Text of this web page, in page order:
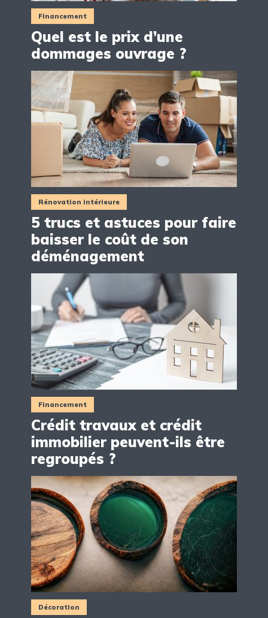
Financement
Quel est le prix d’une
dommages ouvrage ?
Rénovation intérieure
5 trucs et astuces pour faire
baisser le coût de son
déménagement
Financement
Crédit travaux et crédit
immobilier peuvent-ils être
regroupés ?
Décoration